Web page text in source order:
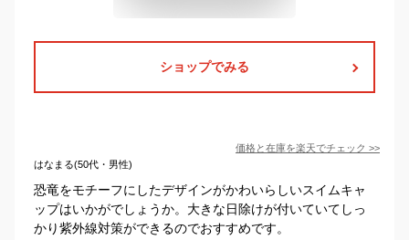
ショップでみる
価格と在庫を楽天でチェック >>
はなまる(50代・男性)
恐竜をモチーフにしたデザインがかわいらしいスイムキャ
ップはいかがでしょうか。大きな日除けが付いていてしっ
かり紫外線対策ができるのでおすすめです。